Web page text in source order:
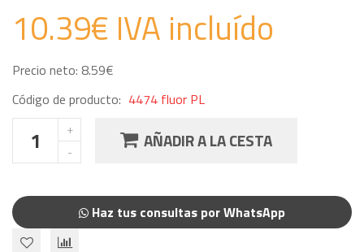
10.39€ IVA incluído
Precio neto: 8.59€
Código de producto: 4474 fluor PL
AÑADIR A LA CESTA
Haz tus consultas por WhatsApp